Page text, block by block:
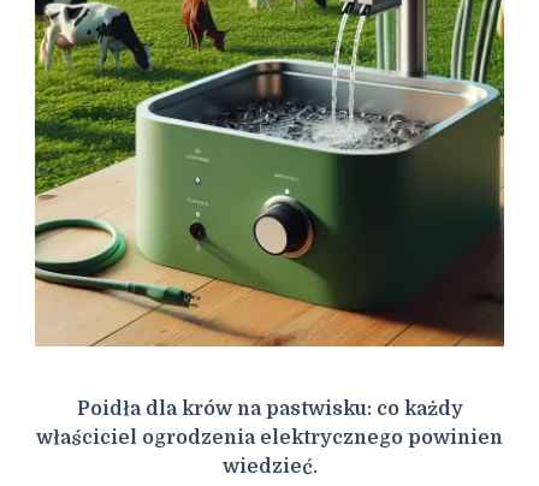
Poidła dla krów na pastwisku: co każdy
właściciel ogrodzenia elektrycznego powinien
wiedzieć.